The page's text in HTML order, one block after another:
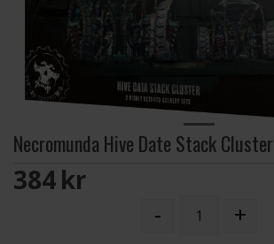
Necromunda Hive Date Stack Cluster
384 SEK
- +